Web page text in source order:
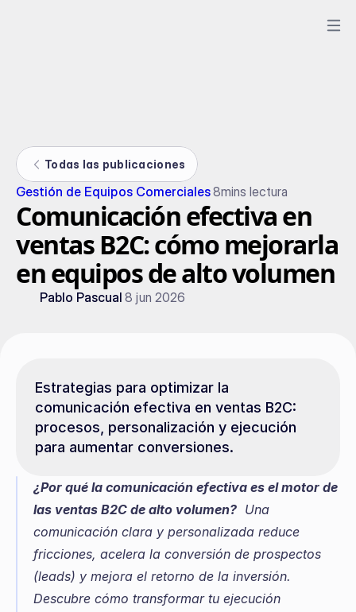
Todas las publicaciones
Gestión de Equipos Comerciales8mins lectura
Comunicación efectiva en
ventas B2C: cómo mejorarla
en equipos de alto volumen
Pablo Pascual 8 jun 2026
Estrategias para optimizar la
comunicación efectiva en ventas B2C:
procesos, personalización y ejecución
para aumentar conversiones.
¿Por qué la comunicación efectiva es el motor de
las ventas B2C de alto volumen?
  Una
comunicación clara y personalizada reduce
fricciones, acelera la conversión de prospectos
(leads) y mejora el retorno de la inversión.
Descubre cómo transformar tu ejecución